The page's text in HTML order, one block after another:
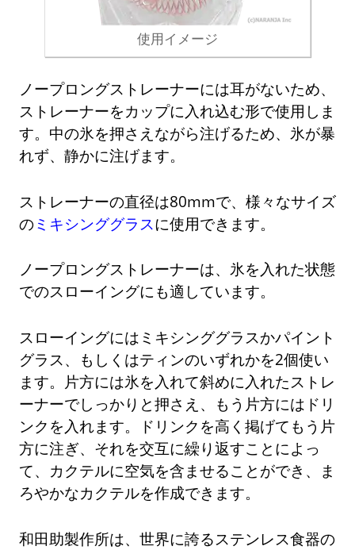
使用イメージ
ノープロングストレーナーには耳がないため、
ストレーナーをカップに入れ込む形で使用しま
す。中の氷を押さえながら注げるため、氷が暴
れず、静かに注げます。
ストレーナーの直径は80mmで、様々なサイズ
のミキシンググラスに使用できます。
ノープロングストレーナーは、氷を入れた状態
でのスローイングにも適しています。
スローイングにはミキシンググラスかパイント
グラス、もしくはティンのいずれかを2個使い
ます。片方には氷を入れて斜めに入れたストレ
ーナーでしっかりと押さえ、もう片方にはドリ
ンクを入れます。ドリンクを高く掲げてもう片
方に注ぎ、それを交互に繰り返すことによっ
て、カクテルに空気を含ませることができ、ま
ろやかなカクテルを作成できます。
和田助製作所は、世界に誇るステンレス食器の